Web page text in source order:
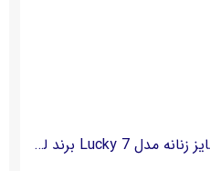
تیشرت طرح دار اورسایز زنانه مدل Lucky 7 برند لولایتز lowlights